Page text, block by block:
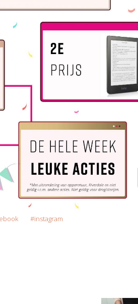
instagram